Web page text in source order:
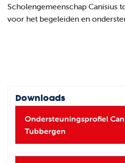
Scholengemeenschap Canisius
voor het begeleiden en
Downloads
Ondersteuningsprofiel
Tubbergen